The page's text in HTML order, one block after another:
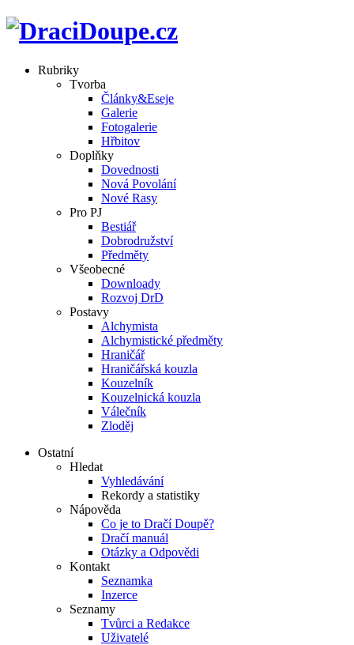
Rubriky
Tvorba
Články&Eseje
Galerie
Fotogalerie
Hřbitov
Doplňky
Dovednosti
Nová Povolání
Nové Rasy
Pro PJ
Bestiář
Dobrodružství
Předměty
Všeobecné
Downloady
Rozvoj DrD
Postavy
Alchymista
Alchymistické předměty
Hraničář
Hraničářská kouzla
Kouzelník
Kouzelnická kouzla
Válečník
Zloděj
Ostatní
Hledat
Vyhledávání
Rekordy a statistiky
Nápověda
Co je to Dračí Doupě?
Dračí manuál
Otázky a Odpovědi
Kontakt
Seznamka
Inzerce
Seznamy
Tvůrci a Redakce
Uživatelé